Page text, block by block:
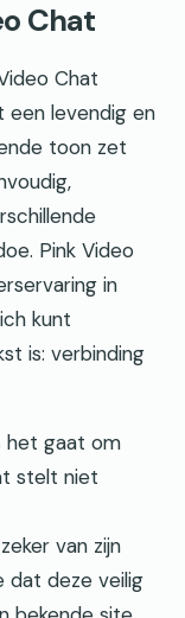
Chat
Chat
levendig en
toon zet
Pink Video
in
kunt
is: verbinding
het gaat om
stelt niet
van zijn
dat deze veilig